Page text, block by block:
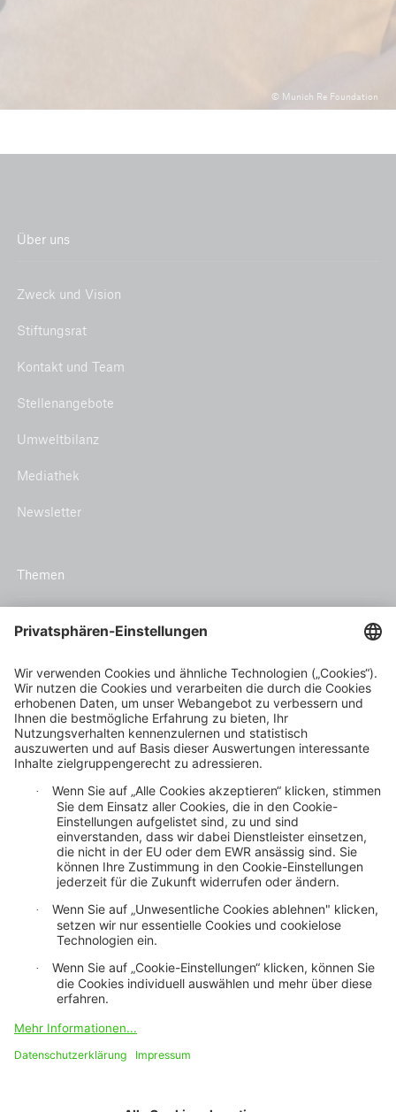
© Munich Re Foundation
Über uns
Zweck und Vision
Stiftungsrat
Kontakt und Team
Stellenangebote
Umweltbilanz
Mediathek
Newsletter
Themen
Klimarisiko und Anpassung
Inclusive insurance
Klimaschutz
Datenschutz
Cookie Einstellungen
DSGVO
Rechtliche Hinweise